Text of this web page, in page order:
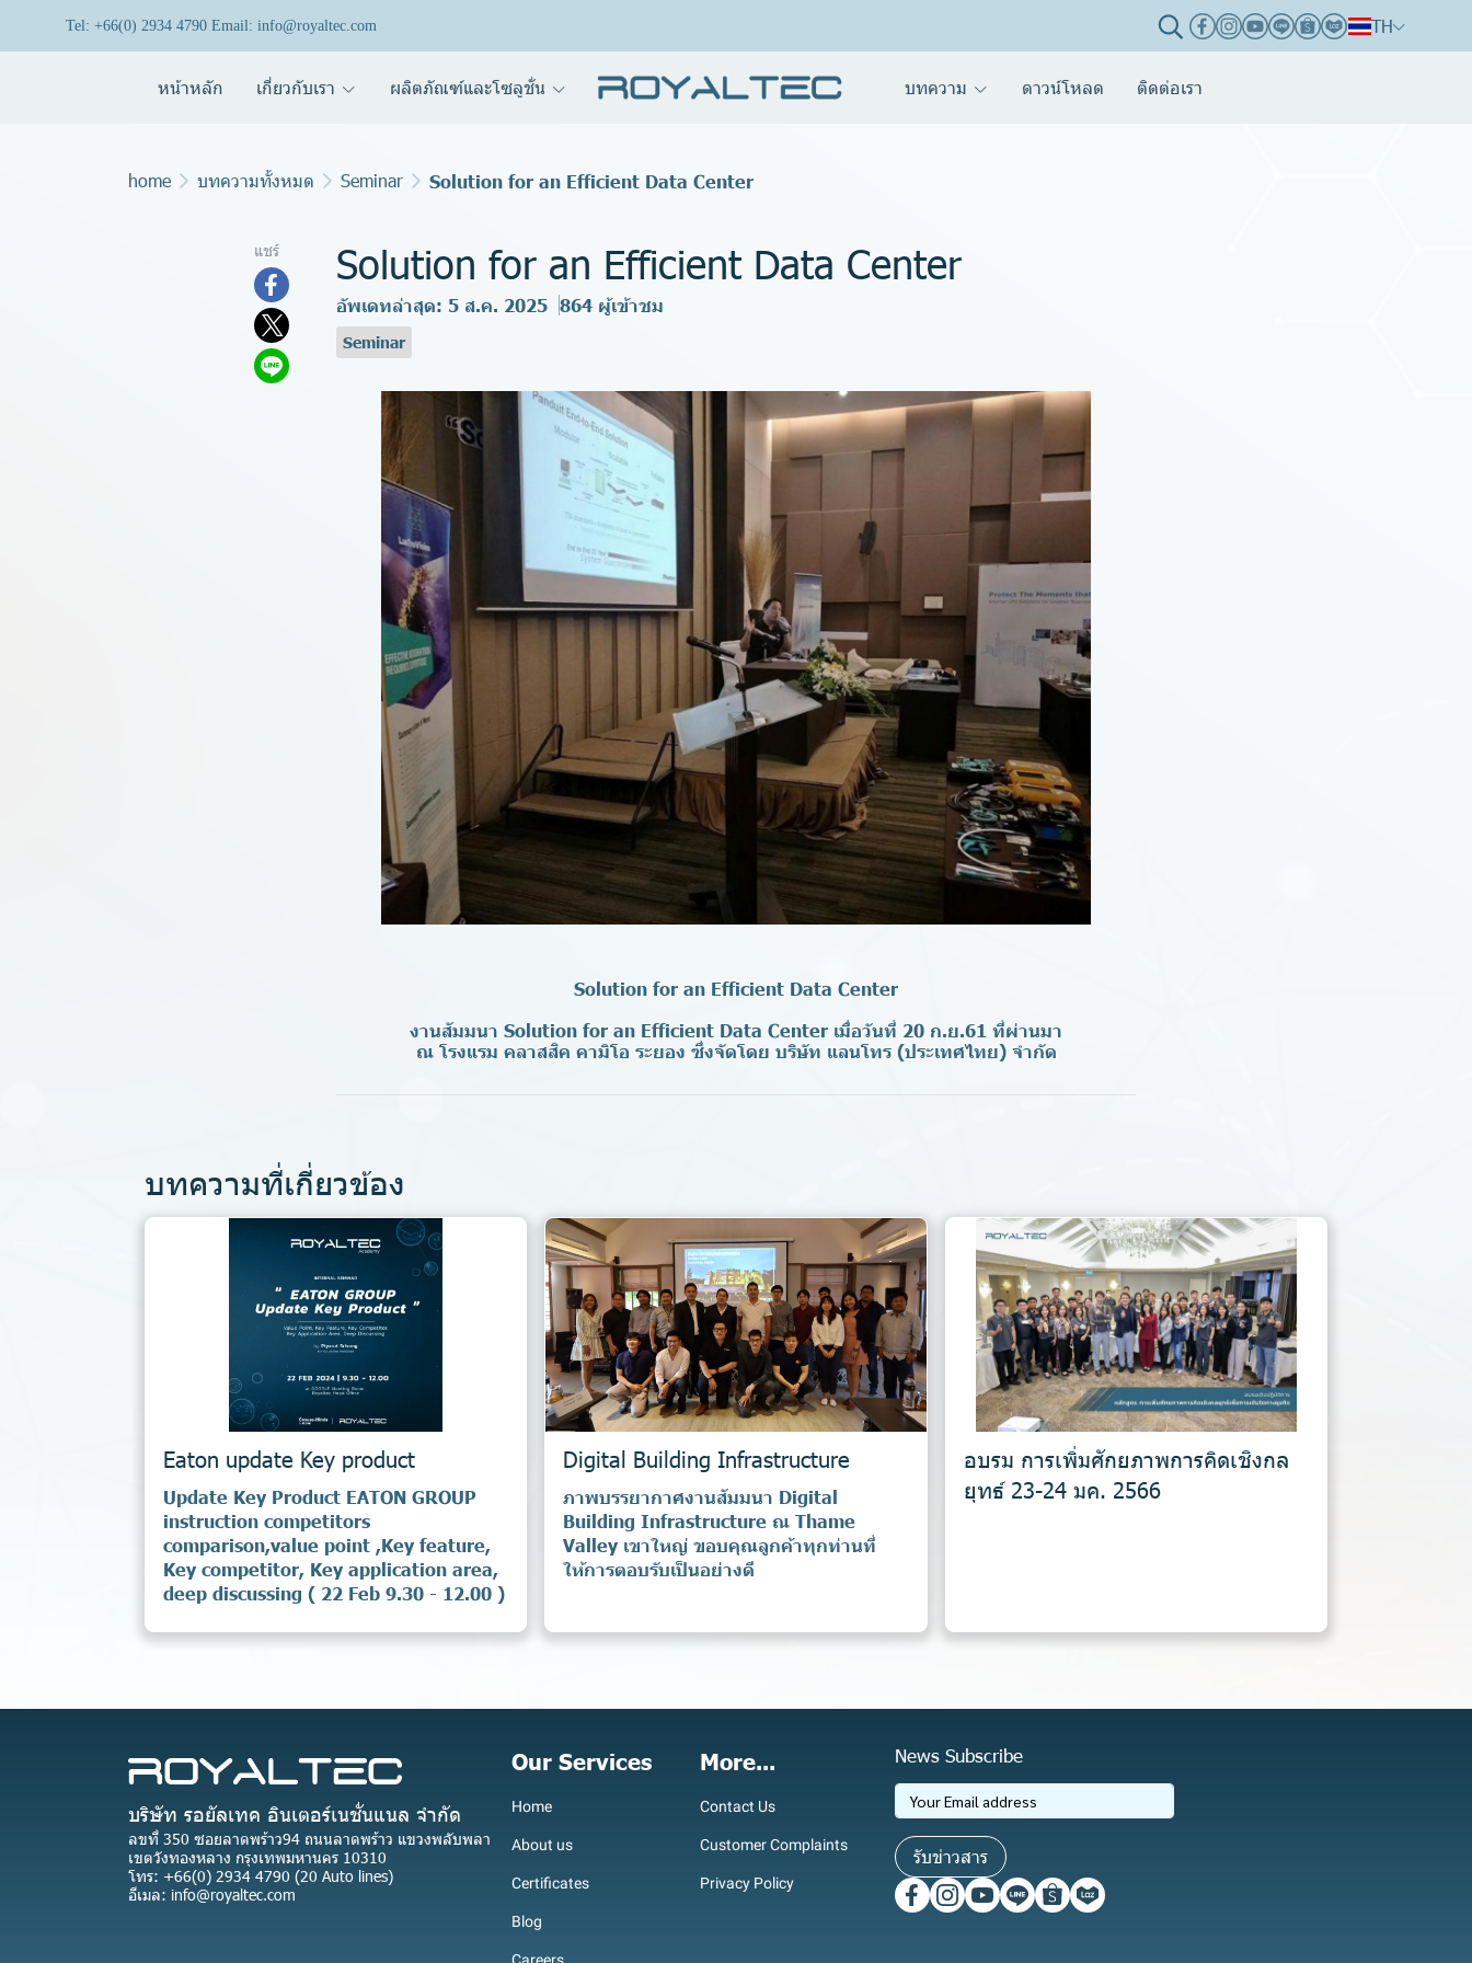
Tel: +66(0) 2934 4790 Email: info@royaltec.com TH
หน้าหลัก เกี่ยวกับเรา ผลิตภัณฑ์และโซลูชั่น บทความ ดาวน์โหลด ติดต่อเรา
home บทความทั้งหมด Seminar Solution for an Efficient Data Center
แชร์ Solution for an Efficient Data Center
อัพเดทล่าสุด: 5 ส.ค. 2025 864 ผู้เข้าชม
Seminar
Solution for an Efficient Data Center
งานสัมมนา Solution for an Efficient Data Center เมื่อวันที่ 20 ก.ย.61 ที่ผ่านมา
ณ โรงแรม คลาสสิค คามิโอ ระยอง ซึ่งจัดโดย บริษัท แลนโทร (ประเทศไทย) จํากัด
บทความที่เกี่ยวข้อง
Eaton update Key product
Update Key Product EATON GROUP
instruction competitors
comparison,value point ,Key feature,
Key competitor, Key application area,
deep discussing ( 22 Feb 9.30 - 12.00 )
Digital Building Infrastructure
ภาพบรรยากาศงานสัมมนา Digital
Building Infrastructure ณ Thame
Valley เขาใหญ่ ขอบคุณลูกค้าทุกท่านที่
ให้การตอบรับเป็นอย่างดี
อบรม การเพิ่มศักยภาพการคิดเชิงกล
ยุทธ์ 23-24 มค. 2566
บริษัท รอยัลเทค อินเตอร์เนชั่นแนล จำกัด
ลขที่ 350 ซอยลาดพร้าว94 ถนนลาดพร้าว แขวงพลับพลา
เขตวังทองหลาง กรุงเทพมหานคร 10310
โทร: +66(0) 2934 4790 (20 Auto lines)
อีเมล: info@royaltec.com
Our Services
Home
About us
Certificates
Blog
More...
Contact Us
Customer Complaints
Privacy Policy
News Subscribe
รับข่าวสาร